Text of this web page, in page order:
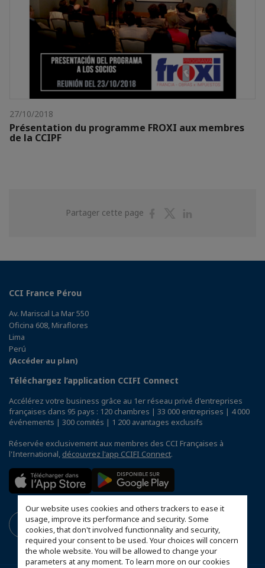
Our website uses cookies and others trackers to ease it
usage, improve its performance and security. Some
cookies, that don't involved functionnality and security,
required your consent to be used. Your choices will concern
the whole website. You will be allowed to change your
parameters at any moment. To learn more on our cookies
27/10/2018
Présentation du programme FROXI aux membres
de la CCIPF
Partager cette page
PartagerPartager
CCI France Pérou
Av. Mariscal La Mar 550
Oficina 608, Miraflores
Lima
Perú
(Accéder au plan)
Téléchargez l’application CCIFI Connect
Accélérez votre business grâce au 1er réseau privé d'entreprises
françaises dans 95 pays : 120 chambres | 33 000 entreprises | 4 000
événements | 300 comités | 1 200 avantages exclusifs
Réservée exclusivement aux membres des CCI Françaises à
l'International, découvrez l'app CCIFI Connect.